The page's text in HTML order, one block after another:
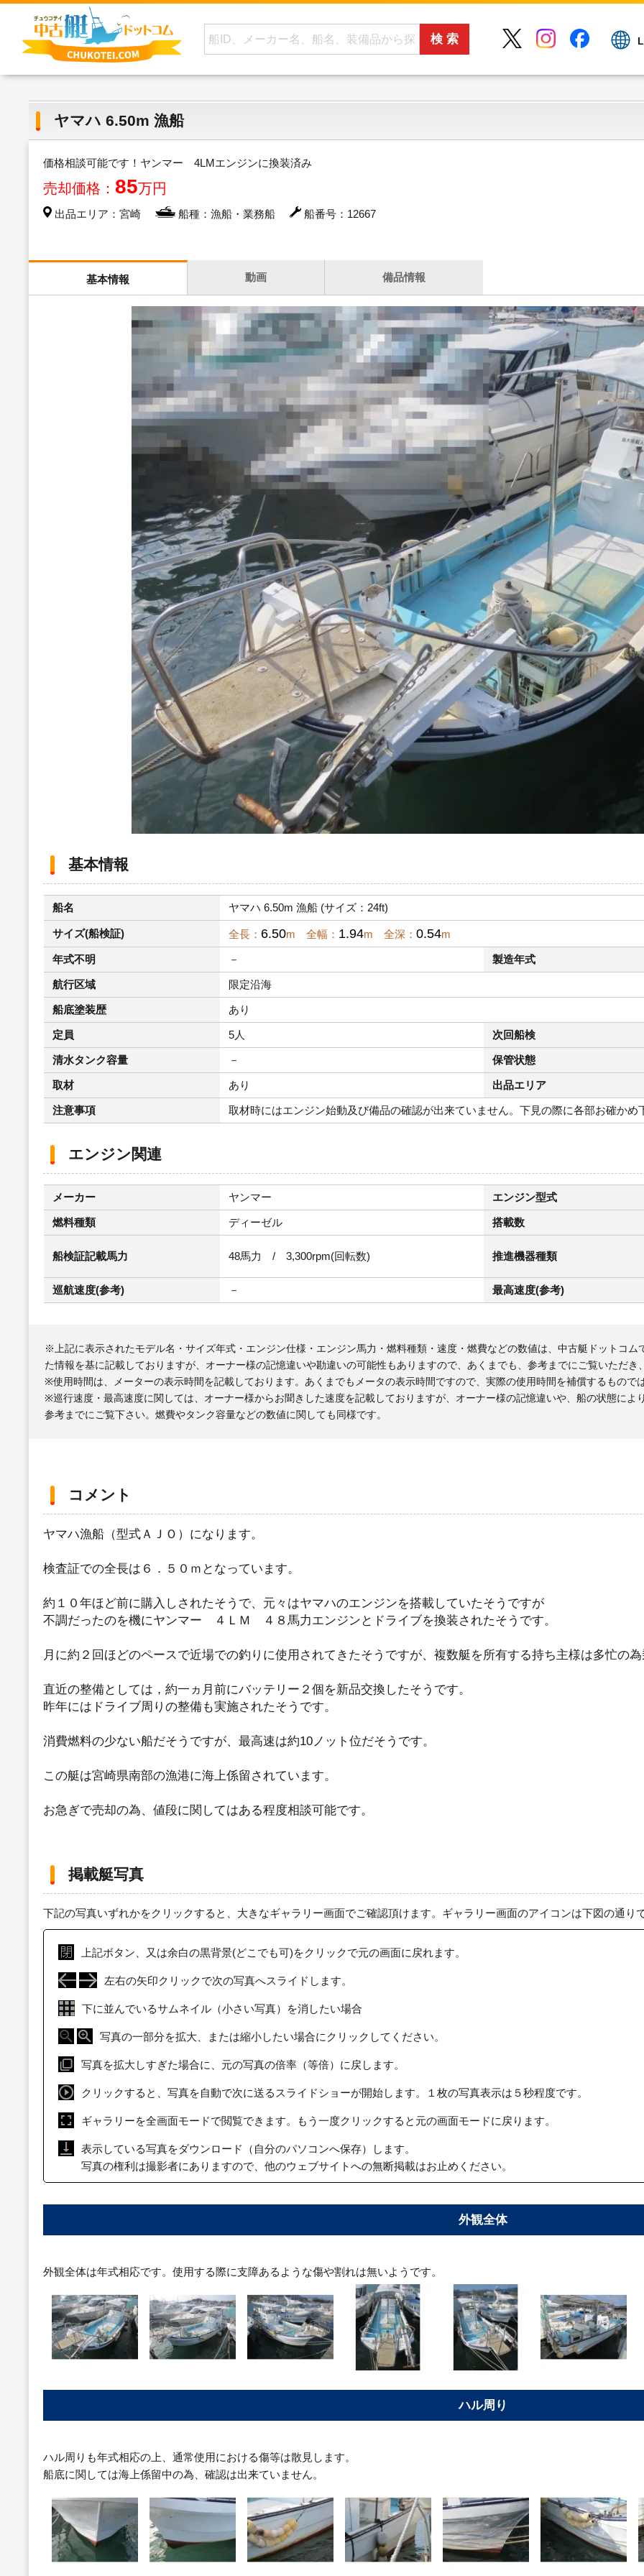
ヤマハ 6.50m 漁船
価格相談可能です！ヤンマー 4LMエンジンに換装済み
売却価格： 85万円
出品エリア：宮崎 船種：漁船・業務船 船番号：12667
基本情報 動画 備品情報
基本情報
船名 ヤマハ 6.50m 漁船 (サイズ：24ft)
サイズ(船検証) 全長： 6.50m 全幅： 1.94m 全深： 0.54m
年式不明 － 製造年式
航行区域 限定沿海
船底塗装歴 あり
定員 5人 次回船検
清水タンク容量 － 保管状態
取材 あり 出品エリア
注意事項 取材時にはエンジン始動及び備品の確認が出来ていません。下見の際に各部お確かめ
エンジン関連
メーカー ヤンマー エンジン型式
燃料種類 ディーゼル 搭載数
船検証記載馬力 48馬力 / 3,300rpm(回転数) 推進機器種類
巡航速度(参考) － 最高速度(参考)
※上記に表示されたモデル名・サイズ年式・エンジン仕様・エンジン馬力・燃料種類・速度・燃費などの数値は、中古艇ドットコ
た情報を基に記載しておりますが、オーナー様の記憶違いや勘違いの可能性もありますので、あくまでも、参考までにご覧いただ
※使用時間は、メーターの表示時間を記載しております。あくまでもメータの表示時間ですので、実際の使用時間を補償するもので
※巡行速度・最高速度に関しては、オーナー様からお聞きした速度を記載しておりますが、オーナー様の記憶違いや、船の状態に
参考までにご覧下さい。燃費やタンク容量などの数値に関しても同様です。
コメント
ヤマハ漁船（型式ＡＪＯ）になります。
検査証での全長は６．５０ｍとなっています。
約１０年ほど前に購入しされたそうで、元々はヤマハのエンジンを搭載していたそうですが
不調だったのを機にヤンマー ４ＬＭ ４８馬力エンジンとドライブを換装されたそうです。
月に約２回ほどのペースで近場での釣りに使用されてきたそうですが、複数艇を所有する持ち主様は多忙の
直近の整備としては，約一ヵ月前にバッテリー２個を新品交換したそうです。
昨年にはドライブ周りの整備も実施されたそうです。
消費燃料の少ない船だそうですが、最高速は約10ノット位だそうです。
この艇は宮崎県南部の漁港に海上係留されています。
お急ぎで売却の為、値段に関してはある程度相談可能です。
掲載艇写真
下記の写真いずれかをクリックすると、大きなギャラリー画面でご確認頂けます。ギャラリー画面のアイコンは下図の通り
上記ボタン、又は余白の黒背景(どこでも可)をクリックで元の画面に戻れます。
左右の矢印クリックで次の写真へスライドします。
下に並んでいるサムネイル（小さい写真）を消したい場合
写真の一部分を拡大、または縮小したい場合にクリックしてください。
写真を拡大しすぎた場合に、元の写真の倍率（等倍）に戻します。
クリックすると、写真を自動で次に送るスライドショーが開始します。１枚の写真表示は５秒程度です。
ギャラリーを全画面モードで閲覧できます。もう一度クリックすると元の画面モードに戻ります。
表示している写真をダウンロード（自分のパソコンへ保存）します。
写真の権利は撮影者にありますので、他のウェブサイトへの無断掲載はお止めください。
外観全体
外観全体は年式相応です。使用する際に支障あるような傷や割れは無いようです。
ハル周り
ハル周りも年式相応の上、通常使用における傷等は散見します。
船底に関しては海上係留中の為、確認は出来ていません。